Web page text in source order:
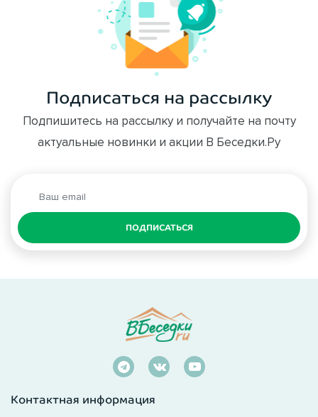
Подписаться на рассылку
Подпишитесь на рассылку и получайте на почту
актуальные новинки и акции В Беседки.Ру
ПОДПИСАТЬСЯ
Контактная информация